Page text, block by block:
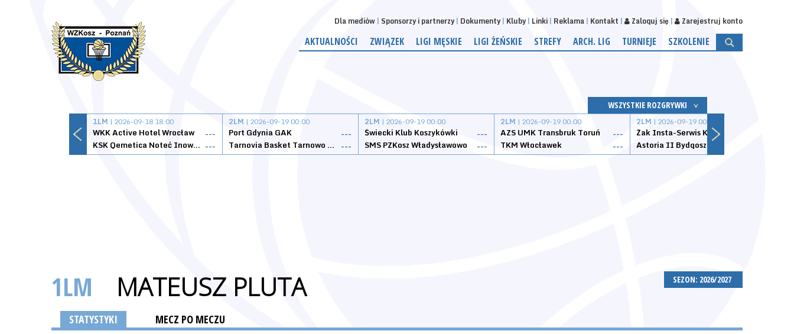
Dla mediów Sponsorzy i partnerzy Dokumenty Kluby Linki Reklama Kontakt Zaloguj się Zarejestruj konto
AKTUALNOŚCI ZWIĄZEK LIGI MĘSKIE LIGI ŻEŃSKIE STREFY ARCH. LIG TURNIEJE SZKOLENIE
WSZYSTKIE ROZGRYWKI
1LM | 2026-09-18 18:00
WKK Active Hotel Wrocław
---
KSK Qemetica Noteć Inowrocław ---
2LM | 2026-09-19 00:00
Port Gdynia GAK
---
Tarnovia Basket Tarnowo Podgórne ---
2LM | 2026-09-19 00:00
Świecki Klub Koszykówki
---
SMS PZKosz Władysławowo
---
2LM | 2026-09-19 00:00
AZS UMK Transbruk Toruń
---
TKM Włocławek
---
2LM | 2026-09-19 00:00
Żak Insta-Serwis Koszalin
Astoria II Bydgoszcz
SEZON: 2026/2027
1LM MATEUSZ PLUTA
STATYSTYKI MECZ PO MECZU